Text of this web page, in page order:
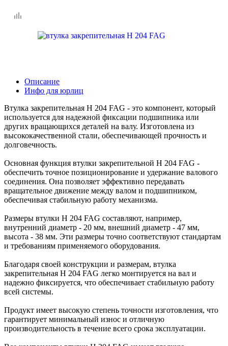
Описание
Инфо для юрлиц
Втулка закрепительная H 204 FAG - это компонент, который
используется для надежной фиксации подшипника или
других вращающихся деталей на валу. Изготовлена из
высококачественной стали, обеспечивающей прочность и
долговечность.
Основная функция втулки закрепительной H 204 FAG -
обеспечить точное позиционирование и удержание валового
соединения. Она позволяет эффективно передавать
вращательное движение между валом и подшипником,
обеспечивая стабильную работу механизма.
Размеры втулки H 204 FAG составляют, например,
внутренний диаметр - 20 мм, внешний диаметр - 47 мм,
высота - 38 мм. Эти размеры точно соответствуют стандартам
и требованиям применяемого оборудования.
Благодаря своей конструкции и размерам, втулка
закрепительная H 204 FAG легко монтируется на вал и
надежно фиксируется, что обеспечивает стабильную работу
всей системы.
Продукт имеет высокую степень точности изготовления, что
гарантирует минимальный износ и отличную
производительность в течение всего срока эксплуатации.